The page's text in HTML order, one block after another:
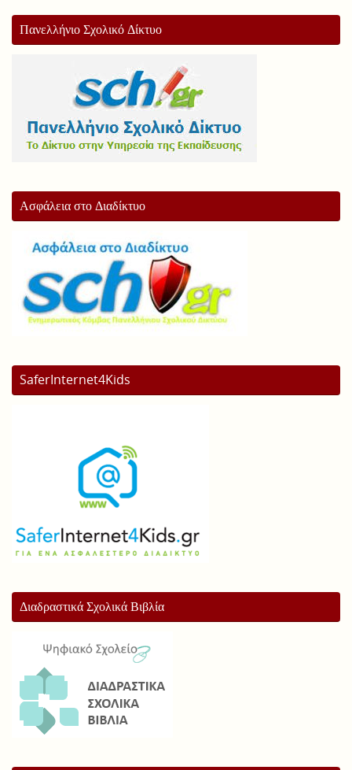
Πανελλήνιο Σχολικό Δίκτυο
Ασφάλεια στο Διαδίκτυο
SaferInternet4Kids
Διαδραστικά Σχολικά Βιβλία